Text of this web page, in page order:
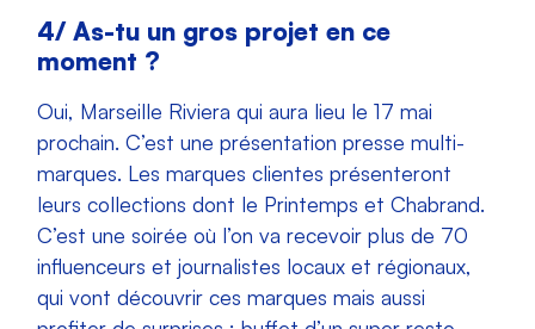
4/ As-tu un gros projet en ce
moment ?
Oui, Marseille Riviera qui aura lieu le 17 mai
prochain. C’est une présentation presse multi-
marques. Les marques clientes présenteront
leurs collections dont le Printemps et Chabrand.
C’est une soirée où l’on va recevoir plus de 70
influenceurs et journalistes locaux et régionaux,
qui vont découvrir ces marques mais aussi